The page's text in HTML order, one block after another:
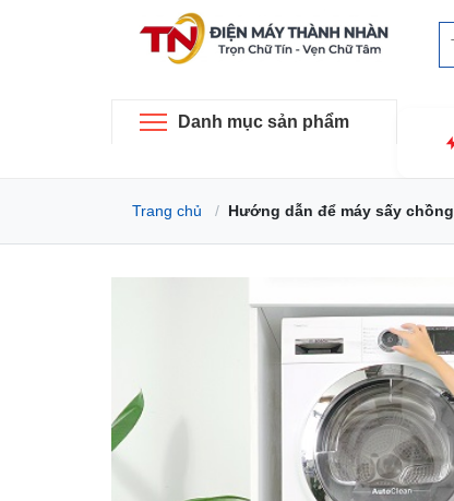
Danh mục sản phẩm
Trang chủ Hướng dẫn để máy sấy